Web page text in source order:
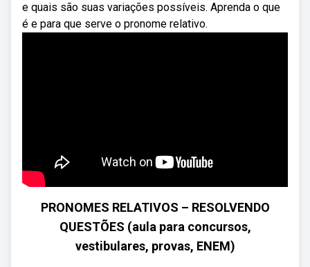
e quais são suas variações possíveis. Aprenda o que
é e para que serve o pronome relativo.
PRONOMES RELATIVOS – RESOLVENDO
QUESTÕES (aula para concursos,
vestibulares, provas, ENEM)